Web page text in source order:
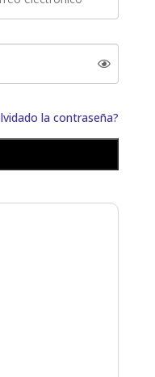
la contraseña?